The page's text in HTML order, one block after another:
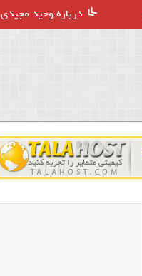
درباره وحید مجیدی